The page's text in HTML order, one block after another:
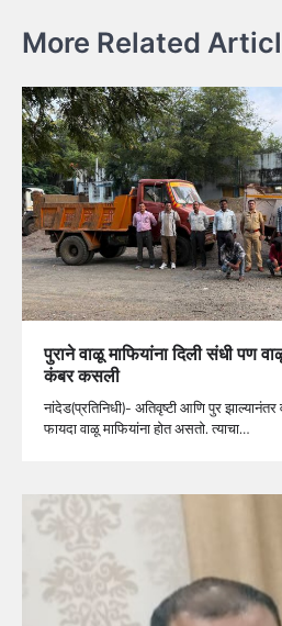
More Related
पुराने वाळू माफियांना दिली संधी पण
कंबर कसली
नांदेड(प्रतिनिधी)- अतिवृष्टी आणि पुर
फायदा वाळू माफियांना होत असतो. त्याचा…